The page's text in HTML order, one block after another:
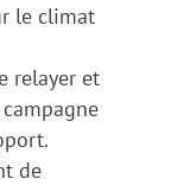
le climat
relayer et
de